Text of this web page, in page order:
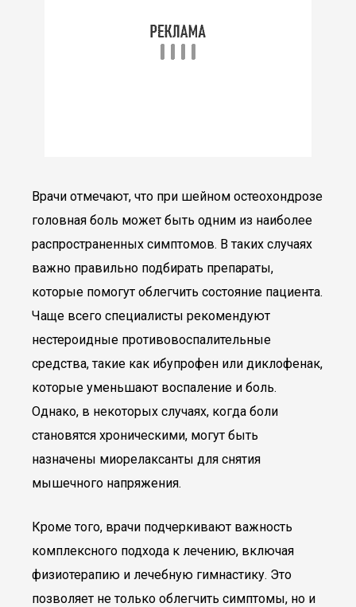
Врачи отмечают, что при шейном остеохондрозе
головная боль может быть одним из наиболее
распространенных симптомов. В таких случаях
важно правильно подбирать препараты,
которые помогут облегчить состояние пациента.
Чаще всего специалисты рекомендуют
нестероидные противовоспалительные
средства, такие как ибупрофен или диклофенак,
которые уменьшают воспаление и боль.
Однако, в некоторых случаях, когда боли
становятся хроническими, могут быть
назначены миорелаксанты для снятия
мышечного напряжения.
Кроме того, врачи подчеркивают важность
комплексного подхода к лечению, включая
физиотерапию и лечебную гимнастику. Это
позволяет не только облегчить симптомы, но и